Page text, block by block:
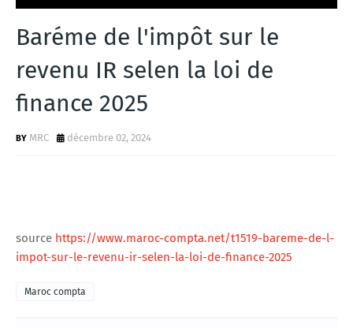
Baréme de l'impôt sur le
revenu IR selen la loi de
finance 2025
MRC décembre 02, 2024
source https://www.maroc-compta.net/t1519-bareme-de-l-
impot-sur-le-revenu-ir-selen-la-loi-de-finance-2025
Maroc compta